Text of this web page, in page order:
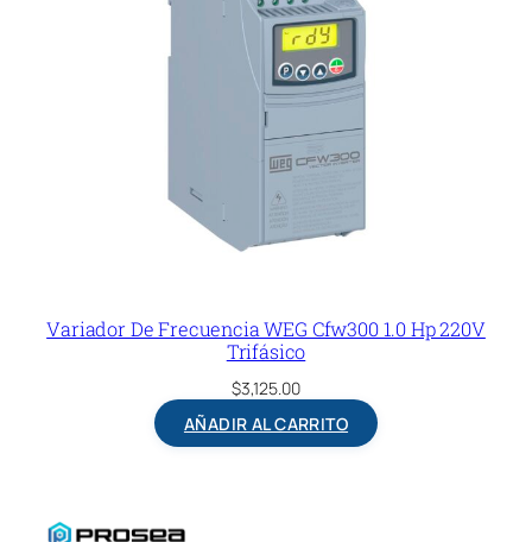
Variador De Frecuencia WEG Cfw300 1.0 Hp 220V
Trifásico
$3,125.00
AÑADIR AL CARRITO